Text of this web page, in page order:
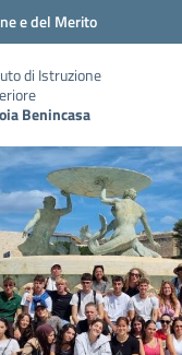
e del Merito
di Istruzione
Benincasa